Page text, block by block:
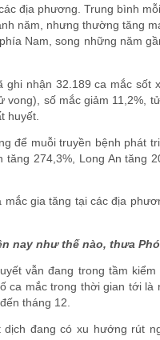
địa phương. Trung bình
năm, nhưng thường tăng
Nam, song những năm
nhận 32.189 ca mắc
số mắc giảm 11,2%,
huyết.
để muỗi truyền bệnh phát
274,3%, Long An tăng
gia tăng tại các địa
nay như thế nào, thưa
vẫn đang trong tầm
ca mắc trong thời gian tới
tháng 12.
đang có xu hướng rút